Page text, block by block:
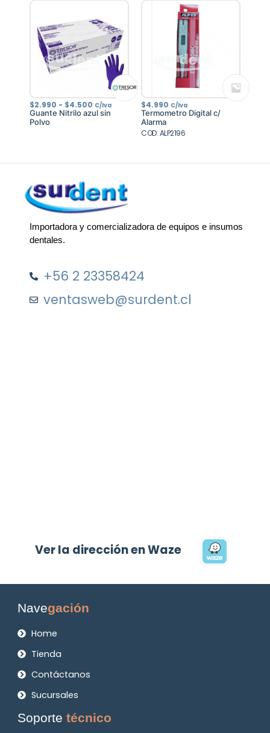
$4.235
$2.990 - $4.500 Rango
de
precios:
C/Iva
Guante Nitrilo azul sin
Polvo
$4.990 C/Iva
Termometro Digital c/
Alarma
COD: ALP2196
Importadora y comercializadora de equipos e insumos
dentales.
+56 2 23358424
ventasweb@surdent.cl
Ver la dirección en Waze
Navegación
Home
Tienda
Contáctanos
Sucursales
Soportetécnico